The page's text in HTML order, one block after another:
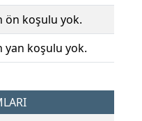
ön koşulu yok.
yan koşulu yok.